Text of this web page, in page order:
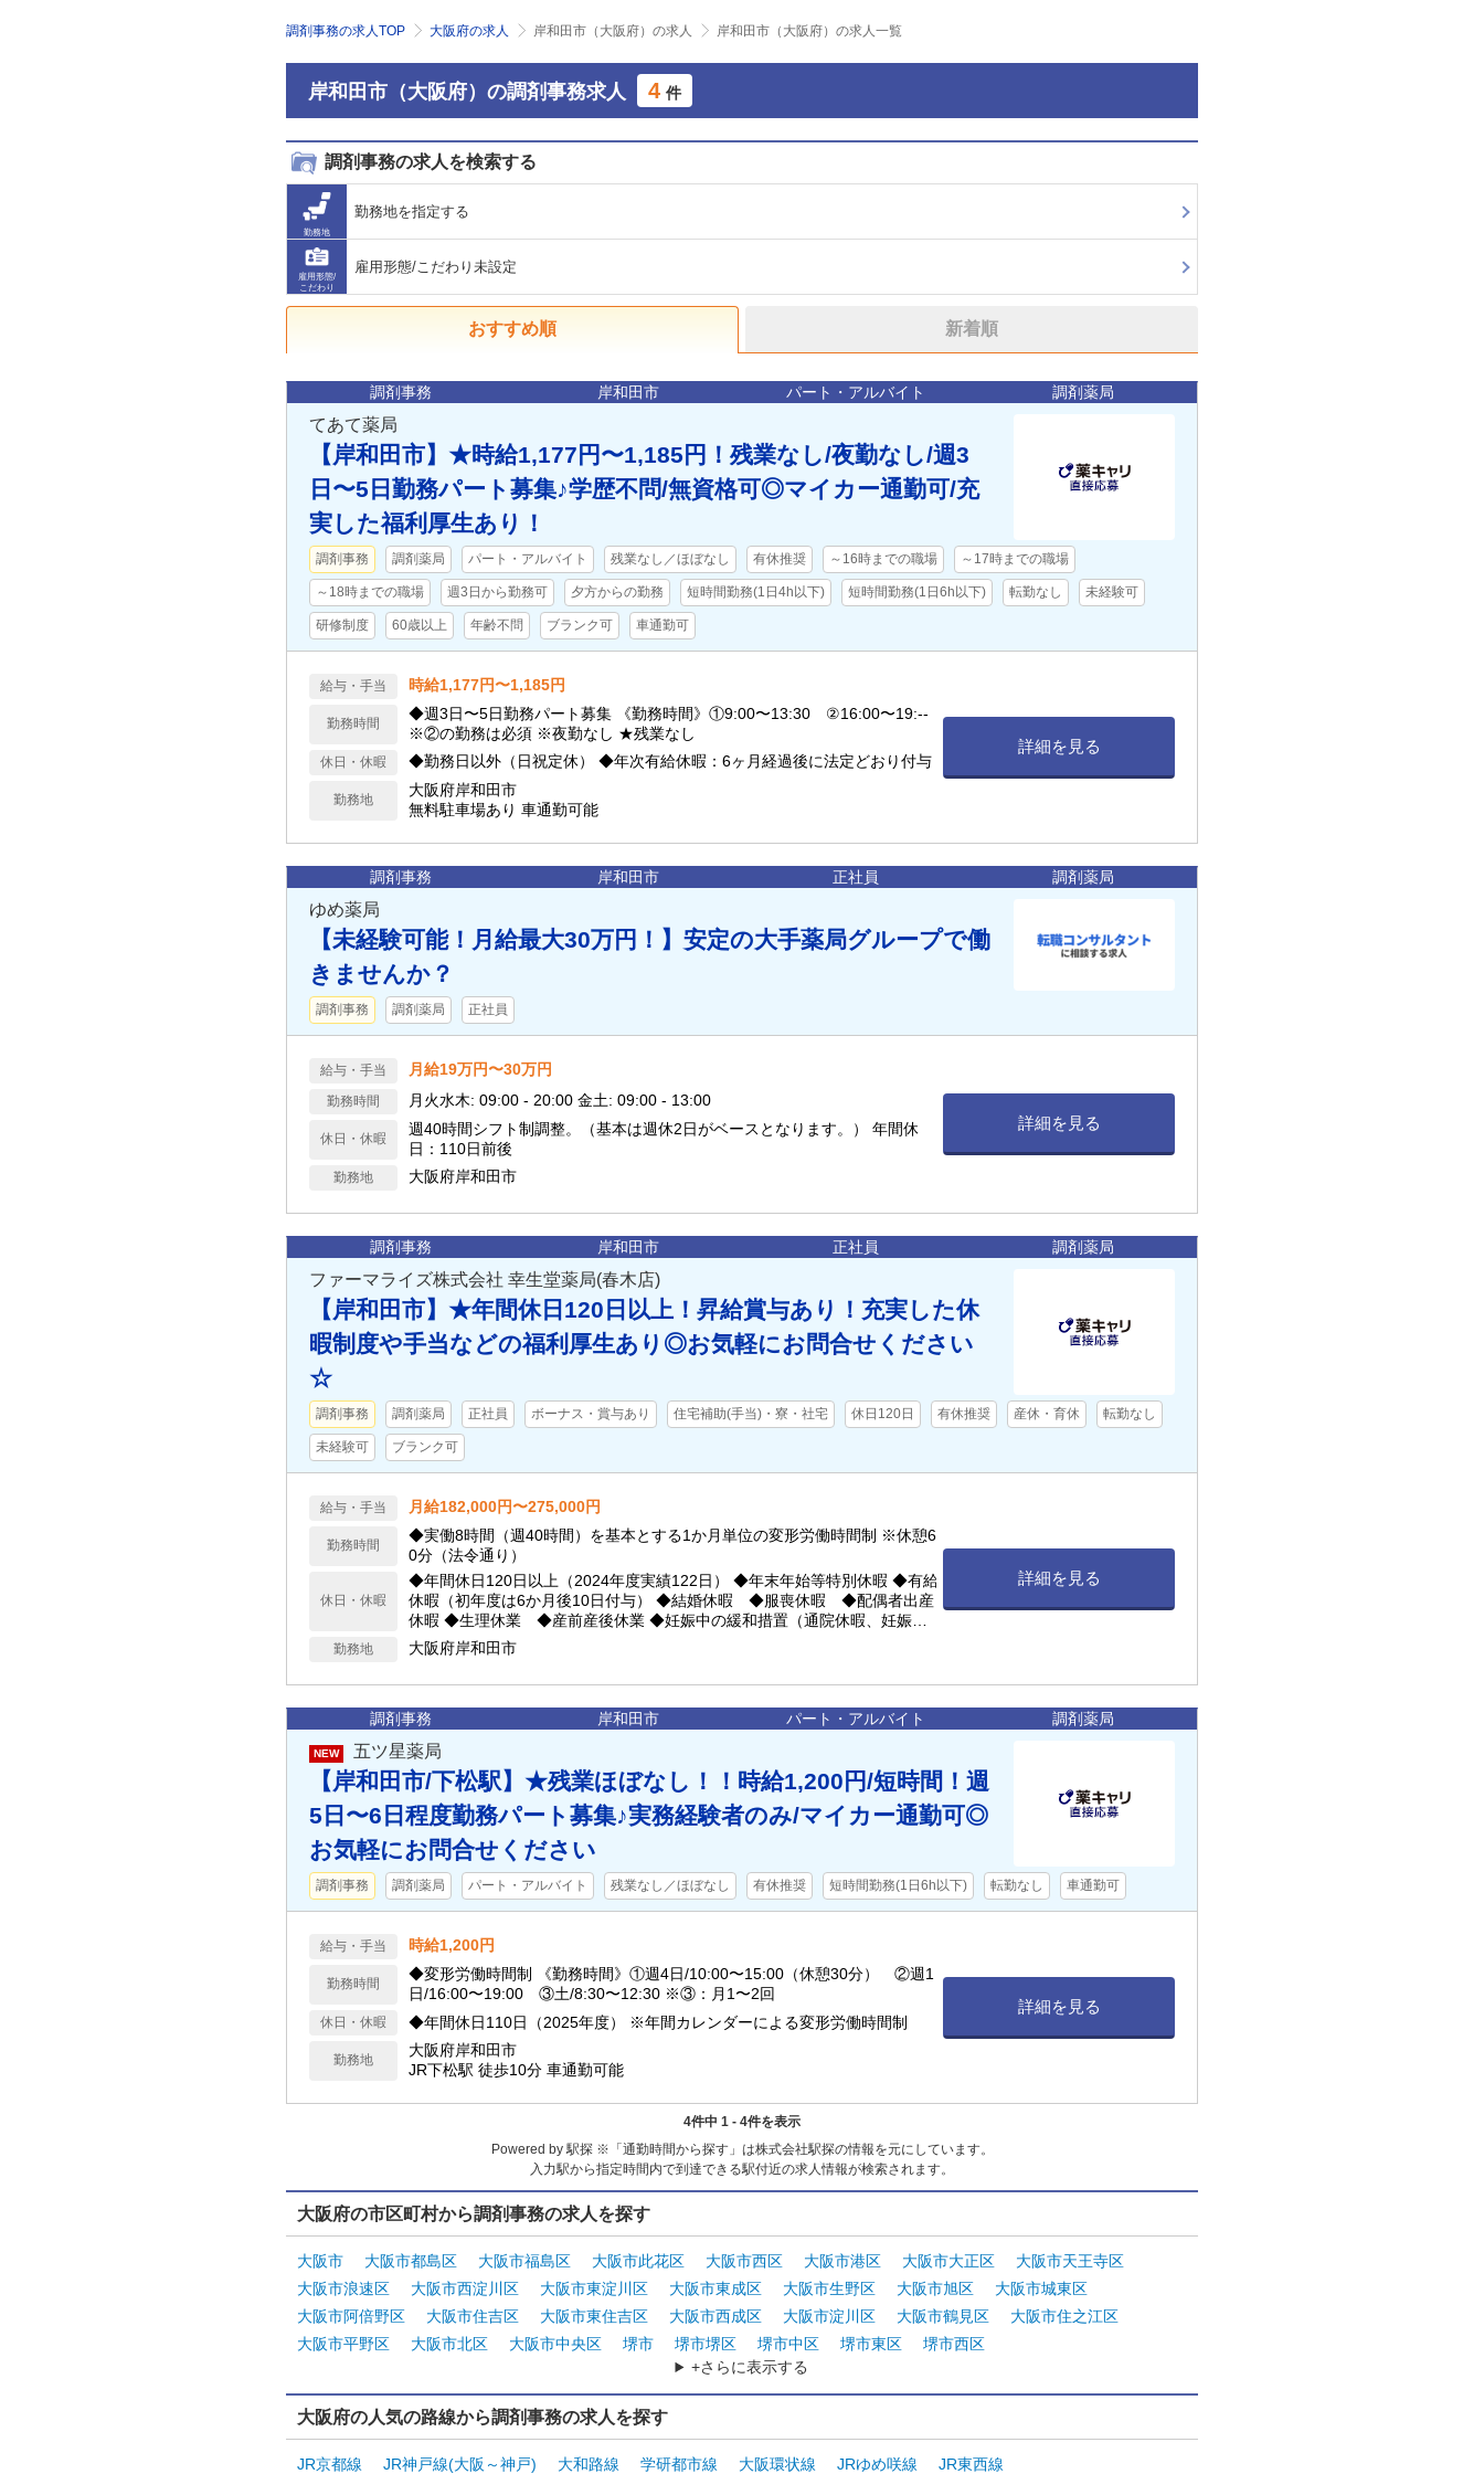
調剤事務の求人TOP 大阪府の求人 岸和田市（大阪府）の求人 岸和田市（大阪府）の求人一覧
岸和田市（大阪府）の調剤事務求人 4 件
調剤事務の求人を検索する
勤務地
勤務地を指定する
雇用形態/
こだわり
雇用形態/こだわり未設定
おすすめ順 新着順
調剤事務 岸和田市 パート・アルバイト 調剤薬局
てあて薬局
【岸和田市】★時給1,177円〜1,185円！残業なし/夜勤なし/週3
日〜5日勤務パート募集♪学歴不問/無資格可◎マイカー通勤可/充
実した福利厚生あり！
調剤事務 調剤薬局 パート・アルバイト 残業なし／ほぼなし 有休推奨 ～16時までの職場 ～17時までの職場
～18時までの職場 週3日から勤務可 夕方からの勤務 短時間勤務(1日4h以下) 短時間勤務(1日6h以下) 転勤なし 未経験可
研修制度 60歳以上 年齢不問 ブランク可 車通勤可
給与・手当 時給1,177円〜1,185円
勤務時間
◆週3日〜5日勤務パート募集 《勤務時間》①9:00〜13:30 ②16:00〜19:--
※②の勤務は必須 ※夜勤なし ★残業なし
休日・休暇 ◆勤務日以外（日祝定休） ◆年次有給休暇：6ヶ月経過後に法定どおり付与
勤務地
大阪府岸和田市
無料駐車場あり 車通勤可能
詳細を見る
調剤事務 岸和田市 正社員 調剤薬局
ゆめ薬局
【未経験可能！月給最大30万円！】安定の大手薬局グループで働
きませんか？
調剤事務 調剤薬局 正社員
給与・手当 月給19万円〜30万円
勤務時間 月火水木: 09:00 - 20:00 金土: 09:00 - 13:00
休日・休暇
週40時間シフト制調整。（基本は週休2日がベースとなります。） 年間休
日：110日前後
勤務地 大阪府岸和田市
詳細を見る
調剤事務 岸和田市 正社員 調剤薬局
ファーマライズ株式会社 幸生堂薬局(春木店)
【岸和田市】★年間休日120日以上！昇給賞与あり！充実した休
暇制度や手当などの福利厚生あり◎お気軽にお問合せください
☆
調剤事務 調剤薬局 正社員 ボーナス・賞与あり 住宅補助(手当)・寮・社宅 休日120日 有休推奨 産休・育休 転勤なし
未経験可 ブランク可
給与・手当 月給182,000円〜275,000円
勤務時間
◆実働8時間（週40時間）を基本とする1か月単位の変形労働時間制 ※休憩6
0分（法令通り）
休日・休暇
◆年間休日120日以上（2024年度実績122日） ◆年末年始等特別休暇 ◆有給
休暇（初年度は6か月後10日付与） ◆結婚休暇 ◆服喪休暇 ◆配偶者出産
休暇 ◆生理休業 ◆産前産後休業 ◆妊娠中の緩和措置（通院休暇、妊娠中の
通勤緩和、妊娠中の休憩） ◆育児休業 ◆育児短時間勤務（小学3年生まで
取得可能） ◆子の看護休暇 ◆介護休業
勤務地 大阪府岸和田市
詳細を見る
調剤事務 岸和田市 パート・アルバイト 調剤薬局
NEW 五ツ星薬局
【岸和田市/下松駅】★残業ほぼなし！！時給1,200円/短時間！週
5日〜6日程度勤務パート募集♪実務経験者のみ/マイカー通勤可◎
お気軽にお問合せください
調剤事務 調剤薬局 パート・アルバイト 残業なし／ほぼなし 有休推奨 短時間勤務(1日6h以下) 転勤なし 車通勤可
給与・手当 時給1,200円
勤務時間
◆変形労働時間制 《勤務時間》①週4日/10:00〜15:00（休憩30分） ②週1
日/16:00〜19:00 ③土/8:30〜12:30 ※③：月1〜2回
休日・休暇 ◆年間休日110日（2025年度） ※年間カレンダーによる変形労働時間制
勤務地
大阪府岸和田市
JR下松駅 徒歩10分 車通勤可能
詳細を見る
4件中 1 - 4件を表示
Powered by 駅探 ※「通勤時間から探す」は株式会社駅探の情報を元にしています。
入力駅から指定時間内で到達できる駅付近の求人情報が検索されます。
大阪府の市区町村から調剤事務の求人を探す
大阪市 大阪市都島区 大阪市福島区 大阪市此花区 大阪市西区 大阪市港区 大阪市大正区
大阪市天王寺区
大阪市浪速区
大阪市西淀川区 大阪市東淀川区 大阪市東成区 大阪市生野区 大阪市旭区
大阪市城東区
大阪市阿倍野区
大阪市住吉区 大阪市東住吉区 大阪市西成区 大阪市淀川区 大阪市鶴見区
大阪市住之江区
大阪市平野区
大阪市北区 大阪市中央区 堺市 堺市堺区 堺市中区 堺市東区
堺市西区
+さらに表示する
大阪府の人気の路線から調剤事務の求人を探す
JR京都線 JR神戸線(大阪～神戸) 大和路線 学研都市線 大阪環状線 JRゆめ咲線 JR東西線